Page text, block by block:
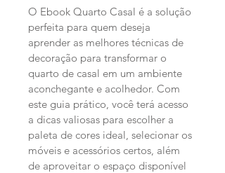
O Ebook Quarto Casal é a solução
perfeita para quem deseja
aprender as melhores técnicas de
decoração para transformar o
quarto de casal em um ambiente
aconchegante e acolhedor. Com
este guia prático, você terá acesso
a dicas valiosas para escolher a
paleta de cores ideal, selecionar os
móveis e acessórios certos, além
de aproveitar o espaço disponível